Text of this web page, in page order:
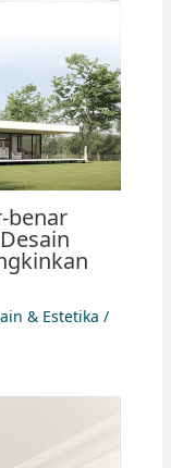
benar
& Estetika /